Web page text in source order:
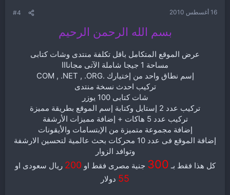
16 أغسطس 2010 #4
بسم الله الرحمن الرحيم
عرض الموقع المتكامل باقل تكلفة منتدى وشات كتابى
مساحة 1 جيجا شاملة الآتى مجانااا
إسم نطاق واحد من إختيارك .COM , .NET , .ORG
تركيب احدث نسخة منتدى
شات كتابى 100 يوزر
تركيب عدد 2 إستايل وكتابة إسم الموقع بطريقة مميزة
تركيب عدد 5 هاكات + إضافة مميزات الأرشفة
إضافة مجموعة متميزة من الإبتسامات والأيقونات
إضافة الموقع فى عدد 10 محركات بحث عالمية لتحسين الارشفة
وتوافد الزوار
كل هذا فقط بـ 300 جنية مصرى فقط او200 ريال سعودى او
55 دولار